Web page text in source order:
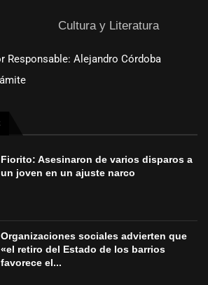
Cultura y Literatura
Responsable: Alejandro Córdoba
Fiorito: Asesinaron de varios disparos a
un joven en un ajuste narco
Organizaciones sociales advierten que
«el retiro del Estado de los barrios
favorece el...